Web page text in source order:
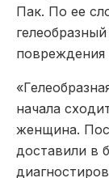
Пак. По ее
повреждения
начала
женщина.
доставили в